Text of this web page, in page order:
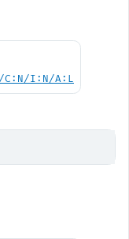
C:N/I:N/A:L